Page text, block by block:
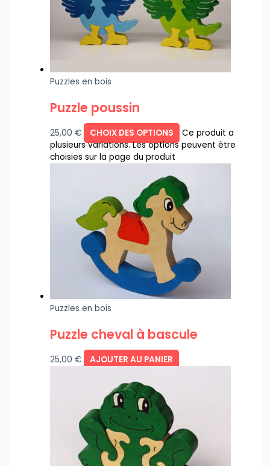
Puzzles en bois
Puzzle poussin
25,00 € CHOIX DES OPTIONS
Ce produit a
plusieurs variations. Les options peuvent être
choisies sur la page du produit
Puzzles en bois
Puzzle cheval à bascule
25,00 € AJOUTER AU PANIER